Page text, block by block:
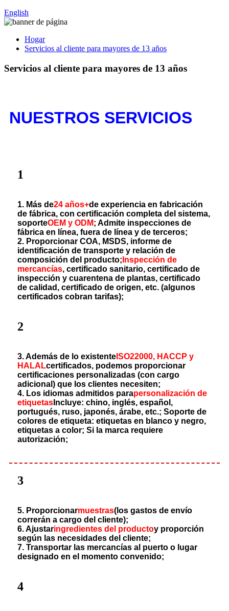
English
Hogar
Servicios al cliente para mayores de 13 años
Servicios al cliente para mayores de 13 años
NUESTROS SERVICIOS
1
1. Más de24 años+de experiencia en fabricación
de fábrica, con certificación completa del sistema,
soporteOEM y ODM; Admite inspecciones de
fábrica en línea, fuera de línea y de terceros;
2. Proporcionar COA, MSDS, informe de
identificación de transporte y relación de
composición del producto; Inspección de
mercancías, certificado sanitario, certificado de
inspección y cuarentena de plantas, certificado
de calidad, certificado de origen, etc. (algunos
certificados cobran tarifas);
2
3. Además de lo existente ISO22000, HACCP y
HALALcertificados, podemos proporcionar
certificaciones personalizadas (con cargo
adicional) que los clientes necesiten;
4. Los idiomas admitidos parapersonalización de
etiquetas Incluye: chino, inglés, español,
portugués, ruso, japonés, árabe, etc.; Soporte de
colores de etiqueta: etiquetas en blanco y negro,
etiquetas a color; Si la marca requiere
autorización;
3
5. Proporcionarmuestras(los gastos de envío
correrán a cargo del cliente);
6. Ajustaringredientes del productoy proporción
según las necesidades del cliente;
7. Transportar las mercancías al puerto o lugar
designado en el momento convenido;
4